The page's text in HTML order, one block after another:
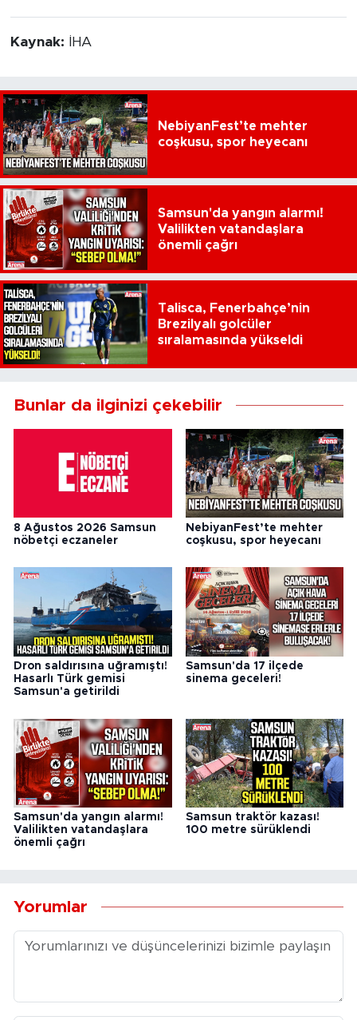
Kaynak: İHA
NebiyanFest’te mehter
coşkusu, spor heyecanı
Samsun'da yangın alarmı!
Valilikten vatandaşlara
önemli çağrı
Talisca, Fenerbahçe’nin
Brezilyalı golcüler
sıralamasında yükseldi
Bunlar da ilginizi çekebilir
8 Ağustos 2026 Samsun
nöbetçi eczaneler
NebiyanFest’te mehter
coşkusu, spor heyecanı
Dron saldırısına uğramıştı!
Hasarlı Türk gemisi
Samsun'a getirildi
Samsun'da 17 ilçede
sinema geceleri!
Samsun'da yangın alarmı!
Valilikten vatandaşlara
önemli çağrı
Samsun traktör kazası!
100 metre sürüklendi
Yorumlar